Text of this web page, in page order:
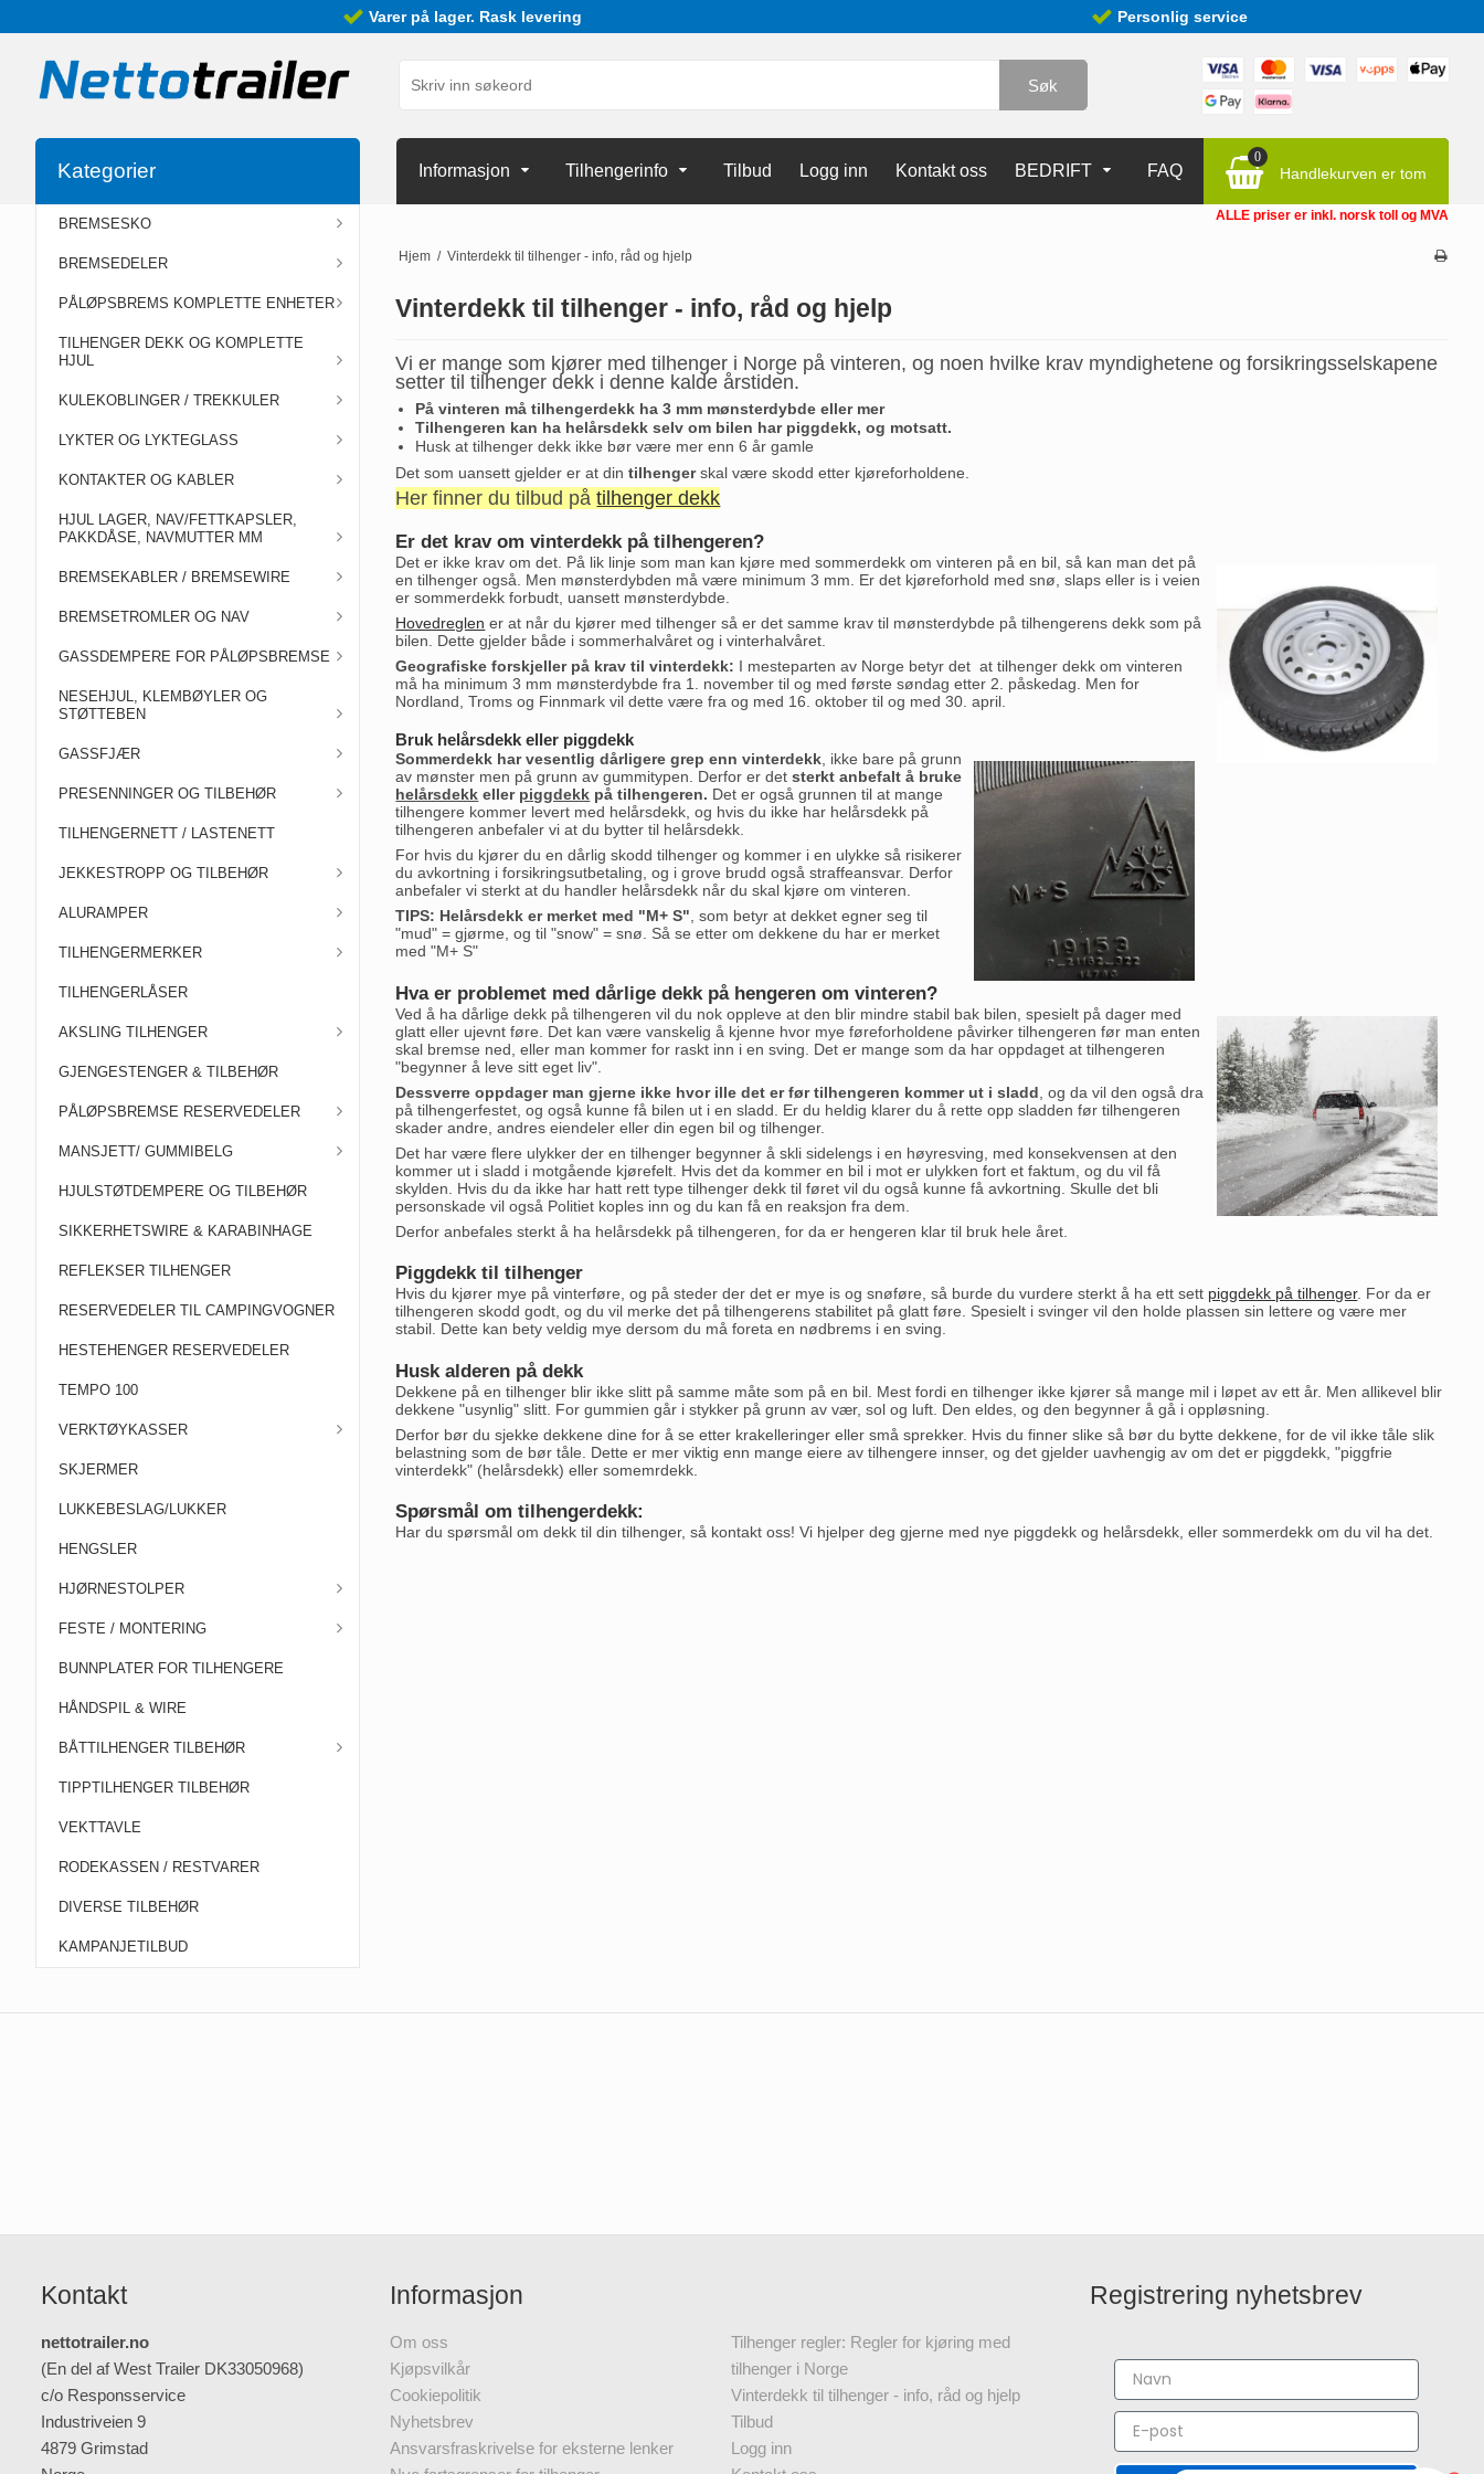
Varer på lager. Rask levering Personlig service
Søk
0
Handlekurven er tom
Informasjon Tilhengerinfo Tilbud Logg inn Kontakt oss BEDRIFT FAQ
Kategorier
BREMSESKO
BREMSEDELER
PÅLØPSBREMS KOMPLETTE ENHETER
TILHENGER DEKK OG KOMPLETTE
HJUL
KULEKOBLINGER / TREKKULER
LYKTER OG LYKTEGLASS
KONTAKTER OG KABLER
HJUL LAGER, NAV/FETTKAPSLER,
PAKKDÅSE, NAVMUTTER MM
BREMSEKABLER / BREMSEWIRE
BREMSETROMLER OG NAV
GASSDEMPERE FOR PÅLØPSBREMSE
NESEHJUL, KLEMBØYLER OG
STØTTEBEN
GASSFJÆR
PRESENNINGER OG TILBEHØR
TILHENGERNETT / LASTENETT
JEKKESTROPP OG TILBEHØR
ALURAMPER
TILHENGERMERKER
TILHENGERLÅSER
AKSLING TILHENGER
GJENGESTENGER & TILBEHØR
PÅLØPSBREMSE RESERVEDELER
MANSJETT/ GUMMIBELG
HJULSTØTDEMPERE OG TILBEHØR
SIKKERHETSWIRE & KARABINHAGE
REFLEKSER TILHENGER
RESERVEDELER TIL CAMPINGVOGNER
HESTEHENGER RESERVEDELER
TEMPO 100
VERKTØYKASSER
SKJERMER
LUKKEBESLAG/LUKKER
HENGSLER
HJØRNESTOLPER
FESTE / MONTERING
BUNNPLATER FOR TILHENGERE
HÅNDSPIL & WIRE
BÅTTILHENGER TILBEHØR
TIPPTILHENGER TILBEHØR
VEKTTAVLE
RODEKASSEN / RESTVARER
DIVERSE TILBEHØR
KAMPANJETILBUD
ALLE priser er inkl. norsk toll og MVA
Hjem / Vinterdekk til tilhenger - info, råd og hjelp
Vinterdekk til tilhenger - info, råd og hjelp
Vi er mange som kjører med tilhenger i Norge på vinteren, og noen hvilke krav myndighetene og forsikringsselskapene
setter til tilhenger dekk i denne kalde årstiden.
På vinteren må tilhengerdekk ha 3 mm mønsterdybde eller mer
Tilhengeren kan ha helårsdekk selv om bilen har piggdekk, og motsatt.
Husk at tilhenger dekk ikke bør være mer enn 6 år gamle
Det som uansett gjelder er at dintilhengerskal være skodd etter kjøreforholdene.
Her finner du tilbud påtilhenger dekk
Er det krav om vinterdekk på tilhengeren?
Det er ikke krav om det. På lik linje som man kan kjøre med sommerdekk om vinteren på en bil, så kan man det på
en tilhenger også. Men mønsterdybden må være minimum 3 mm. Er det kjøreforhold med snø, slaps eller is i veien
er sommerdekk forbudt, uansett mønsterdybde.
Hovedreglen er at når du kjører med tilhenger så er det samme krav til mønsterdybde på tilhengerens dekk som på
bilen. Dette gjelder både i sommerhalvåret og i vinterhalvåret.
Geografiske forskjeller på krav til vinterdekk: I mesteparten av Norge betyr det at tilhenger dekk om vinteren
må ha minimum 3 mm mønsterdybde fra 1. november til og med første søndag etter 2. påskedag. Men for
Nordland, Troms og Finnmark vil dette være fra og med 16. oktober til og med 30. april.
Bruk helårsdekk eller piggdekk
Sommerdekk har vesentlig dårligere grep enn vinterdekk, ikke bare på grunn
av mønster men på grunn av gummitypen. Derfor er detsterkt anbefalt å bruke
helårsdekk eller piggdekk på tilhengeren. Det er også grunnen til at mange
tilhengere kommer levert med helårsdekk, og hvis du ikke har helårsdekk på
tilhengeren anbefaler vi at du bytter til helårsdekk.
For hvis du kjører du en dårlig skodd tilhenger og kommer i en ulykke så risikerer
du avkortning i forsikringsutbetaling, og i grove brudd også straffeansvar. Derfor
anbefaler vi sterkt at du handler helårsdekk når du skal kjøre om vinteren.
TIPS: Helårsdekk er merket med "M+ S", som betyr at dekket egner seg til
"mud" = gjørme, og til "snow" = snø. Så se etter om dekkene du har er merket
med "M+ S"
Hva er problemet med dårlige dekk på hengeren om vinteren?
Ved å ha dårlige dekk på tilhengeren vil du nok oppleve at den blir mindre stabil bak bilen, spesielt på dager med
glatt eller ujevnt føre. Det kan være vanskelig å kjenne hvor mye føreforholdene påvirker tilhengeren før man enten
skal bremse ned, eller man kommer for raskt inn i en sving. Det er mange som da har oppdaget at tilhengeren
"begynner å leve sitt eget liv".
Dessverre oppdager man gjerne ikke hvor ille det er før tilhengeren kommer ut i sladd , og da vil den også dra
på tilhengerfestet, og også kunne få bilen ut i en sladd. Er du heldig klarer du å rette opp sladden før tilhengeren
skader andre, andres eiendeler eller din egen bil og tilhenger.
Det har være flere ulykker der en tilhenger begynner å skli sidelengs i en høyresving, med konsekvensen at den
kommer ut i sladd i motgående kjørefelt. Hvis det da kommer en bil i mot er ulykken fort et faktum, og du vil få
skylden. Hvis du da ikke har hatt rett type tilhenger dekk til føret vil du også kunne få avkortning. Skulle det bli
personskade vil også Politiet koples inn og du kan få en reaksjon fra dem.
Derfor anbefales sterkt å ha helårsdekk på tilhengeren, for da er hengeren klar til bruk hele året.
Piggdekk til tilhenger
Hvis du kjører mye på vinterføre, og på steder der det er mye is og snøføre, så burde du vurdere sterkt å ha ett sett piggdekk på tilhenger. For da er
tilhengeren skodd godt, og du vil merke det på tilhengerens stabilitet på glatt føre. Spesielt i svinger vil den holde plassen sin lettere og være mer
stabil. Dette kan bety veldig mye dersom du må foreta en nødbrems i en sving.
Husk alderen på dekk
Dekkene på en tilhenger blir ikke slitt på samme måte som på en bil. Mest fordi en tilhenger ikke kjører så mange mil i løpet av ett år. Men allikevel blir
dekkene "usynlig" slitt. For gummien går i stykker på grunn av vær, sol og luft. Den eldes, og den begynner å gå i oppløsning.
Derfor bør du sjekke dekkene dine for å se etter krakelleringer eller små sprekker. Hvis du finner slike så bør du bytte dekkene, for de vil ikke tåle slik
belastning som de bør tåle. Dette er mer viktig enn mange eiere av tilhengere innser, og det gjelder uavhengig av om det er piggdekk, "piggfrie
vinterdekk" (helårsdekk) eller somemrdekk.
Spørsmål om tilhengerdekk:
Har du spørsmål om dekk til din tilhenger, så kontakt oss! Vi hjelper deg gjerne med nye piggdekk og helårsdekk, eller sommerdekk om du vil ha det.
Kontakt
nettotrailer.no
(En del af West Trailer DK33050968)
c/o Responsservice
Industriveien 9
4879 Grimstad
Informasjon
Om oss
Kjøpsvilkår
Cookiepolitik
Nyhetsbrev
Ansvarsfraskrivelse for eksterne lenker
Tilhenger regler: Regler for kjøring med
tilhenger i Norge
Vinterdekk til tilhenger - info, råd og hjelp
Tilbud
Logg inn
Registrering nyhetsbrev